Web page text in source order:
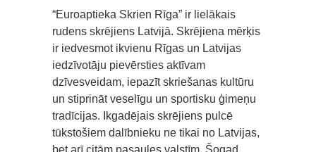
“Euroaptieka Skrien Rīga” ir lielākais
rudens skrējiens Latvijā. Skrējiena mērķis
ir iedvesmot ikvienu Rīgas un Latvijas
iedzīvotāju pievērsties aktīvam
dzīvesveidam, iepazīt skriešanas kultūru
un stiprināt veselīgu un sportisku ģimeņu
tradīcijas. Ikgadējais skrējiens pulcē
tūkstošiem dalībnieku ne tikai no Latvijas,
bet arī citām pasaules valstīm. Šogad